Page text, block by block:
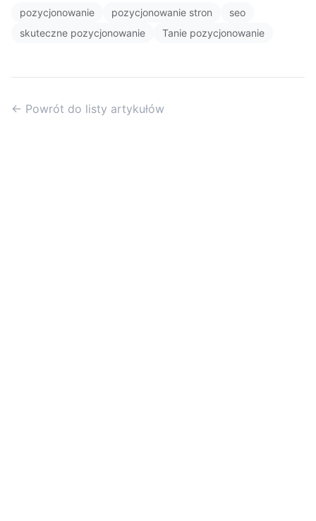
pozycjonowanie pozycjonowanie stron
seo
skuteczne pozycjonowanie
Tanie pozycjonowanie
← Powrót do listy artykułów